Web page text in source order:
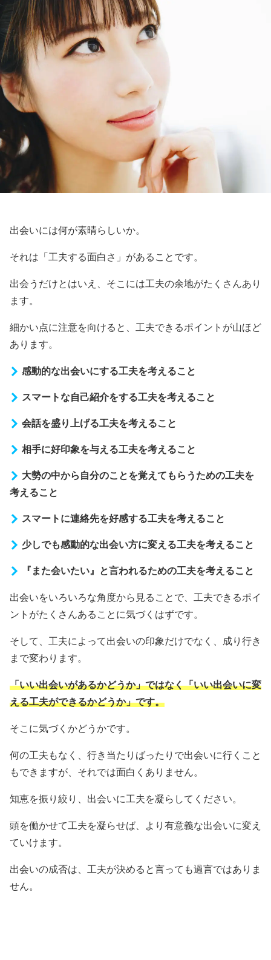
出会いには何が素晴らしいか。
それは「工夫する面白さ」があることです。
出会うだけとはいえ、そこには工夫の余地がたくさんあり
ます。
細かい点に注意を向けると、工夫できるポイントが山ほど
あります。
感動的な出会いにする工夫を考えること
スマートな自己紹介をする工夫を考えること
会話を盛り上げる工夫を考えること
相手に好印象を与える工夫を考えること
大勢の中から自分のことを覚えてもらうための工夫を
考えること
スマートに連絡先を好感する工夫を考えること
少しでも感動的な出会い方に変える工夫を考えること
『また会いたい』と言われるための工夫を考えること
出会いをいろいろな角度から見ることで、工夫できるポイ
ントがたくさんあることに気づくはずです。
そして、工夫によって出会いの印象だけでなく、成り行き
まで変わります。
「いい出会いがあるかどうか」ではなく「いい出会いに変
える工夫ができるかどうか」です。
そこに気づくかどうかです。
何の工夫もなく、行き当たりばったりで出会いに行くこと
もできますが、それでは面白くありません。
知恵を振り絞り、出会いに工夫を凝らしてください。
頭を働かせて工夫を凝らせば、より有意義な出会いに変え
ていけます。
出会いの成否は、工夫が決めると言っても過言ではありま
せん。